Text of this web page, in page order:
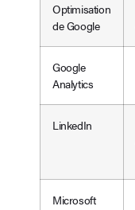
Optimisation
de Google
Google
Analytics
LinkedIn
Microsoft